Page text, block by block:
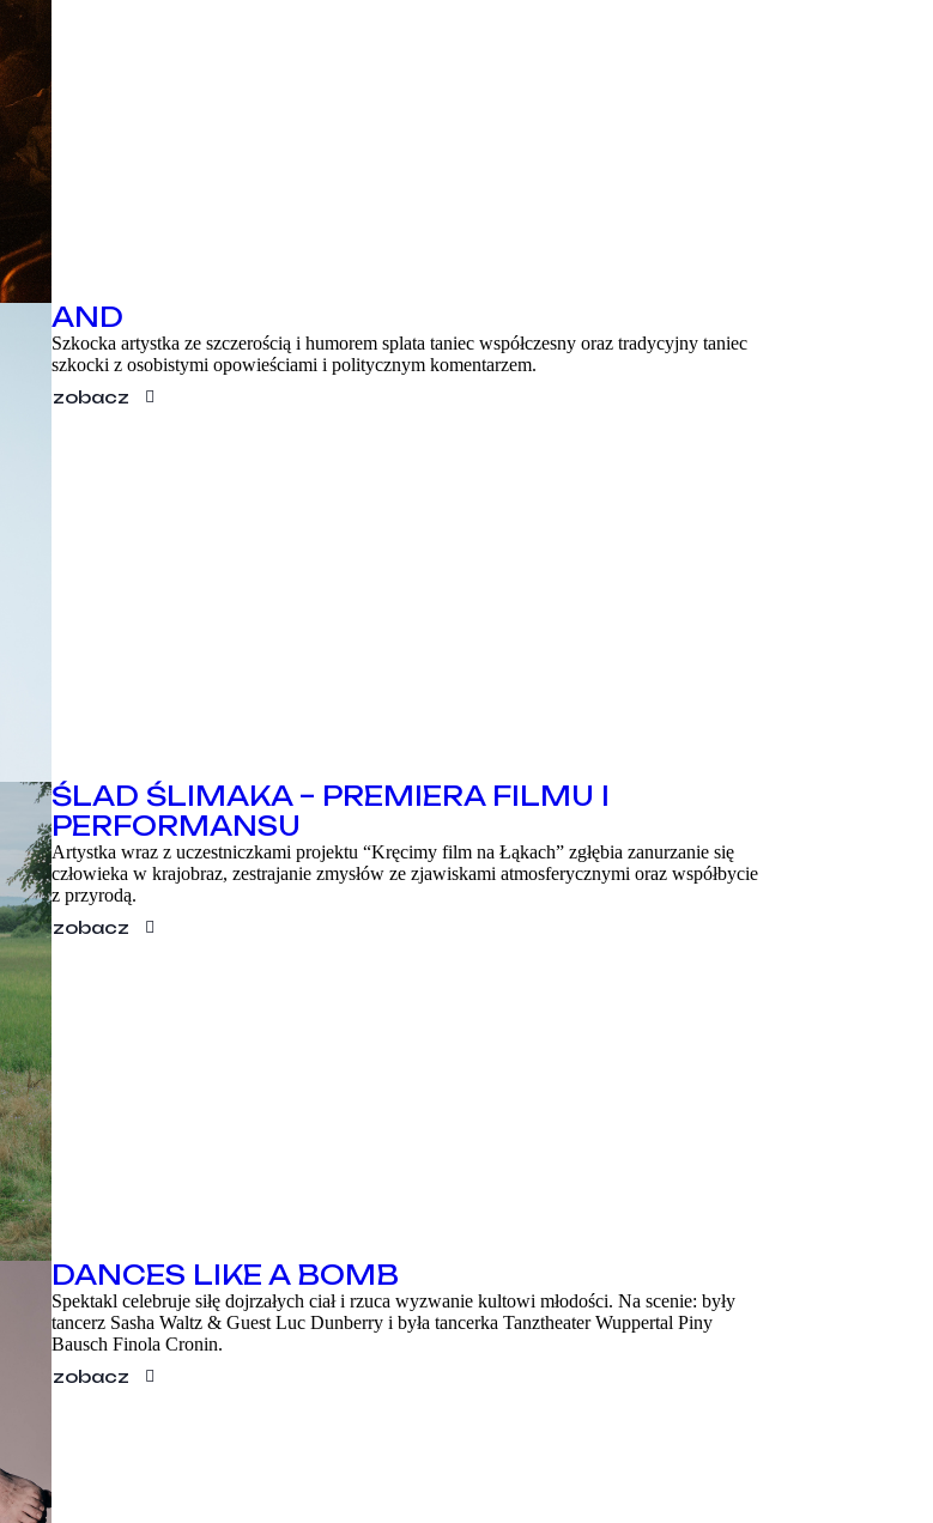
AND
Szkocka artystka ze szczerością i humorem splata taniec współczesny oraz tradycyjny taniec
szkocki z osobistymi opowieściami i politycznym komentarzem.
zobacz
ŚLAD ŚLIMAKA – PREMIERA FILMU I
PERFORMANSU
Artystka wraz z uczestniczkami projektu “Kręcimy film na Łąkach” zgłębia zanurzanie się
człowieka w krajobraz, zestrajanie zmysłów ze zjawiskami atmosferycznymi oraz współbycie
z przyrodą.
zobacz
DANCES LIKE A BOMB
Spektakl celebruje siłę dojrzałych ciał i rzuca wyzwanie kultowi młodości. Na scenie: były
tancerz Sasha Waltz & Guest Luc Dunberry i była tancerka Tanztheater Wuppertal Piny
Bausch Finola Cronin.
zobacz